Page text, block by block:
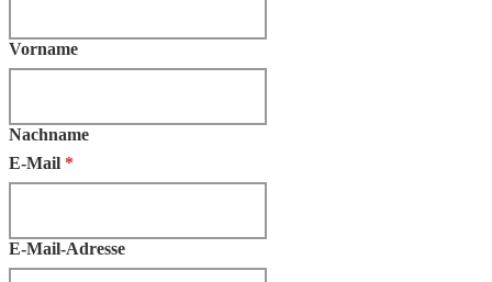
Vorname
Nachname
E-Mail *
E-Mail-Adresse